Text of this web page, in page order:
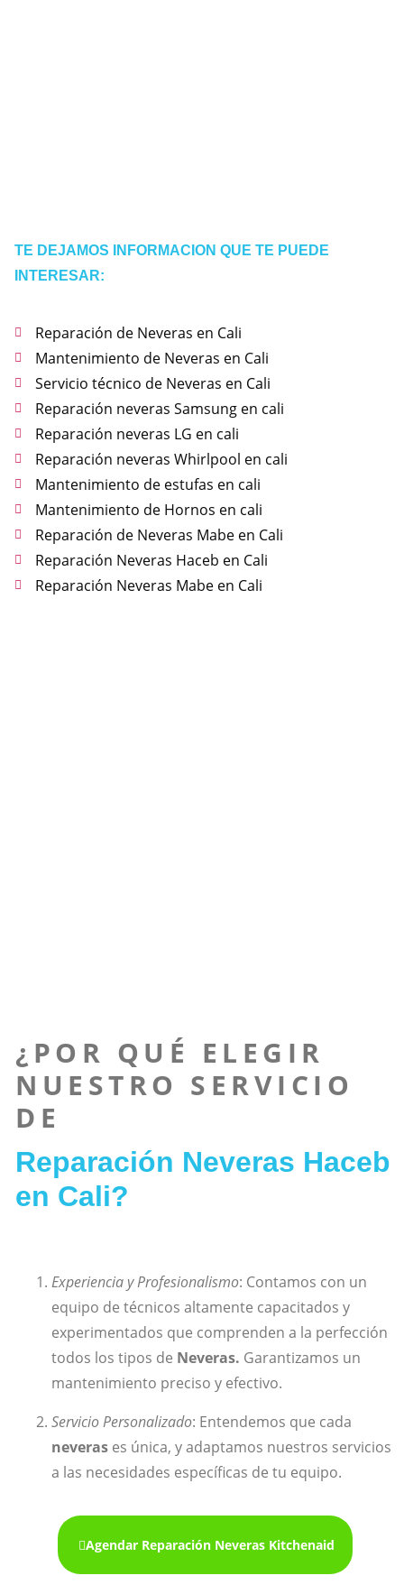
TE DEJAMOS INFORMACION QUE TE PUEDE
INTERESAR:
Reparación de Neveras en Cali
Mantenimiento de Neveras en Cali
Servicio técnico de Neveras en Cali
Reparación neveras Samsung en cali
Reparación neveras LG en cali
Reparación neveras Whirlpool en cali
Mantenimiento de estufas en cali
Mantenimiento de Hornos en cali
Reparación de Neveras Mabe en Cali
Reparación Neveras Haceb en Cali
Reparación Neveras Mabe en Cali
¿POR QUÉ ELEGIR
NUESTRO SERVICIO
DE
Reparación Neveras Haceb
en Cali?
Experiencia y Profesionalismo: Contamos con un
equipo de técnicos altamente capacitados y
experimentados que comprenden a la perfección
todos los tipos de Neveras. Garantizamos un
mantenimiento preciso y efectivo.
Servicio Personalizado: Entendemos que cada
neveras es única, y adaptamos nuestros servicios
a las necesidades específicas de tu equipo.
Agendar Reparación Neveras Kitchenaid